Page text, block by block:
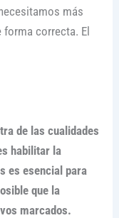
más
correcta. El
de las cualidades
habilitar la
es esencial para
que la
marcados.